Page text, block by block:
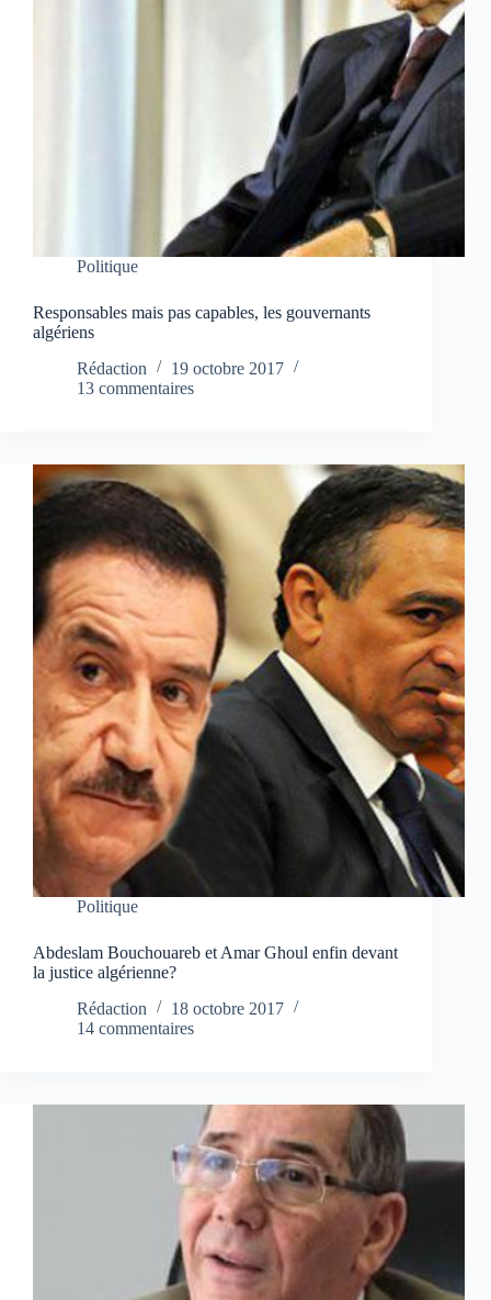
Politique
Responsables mais pas capables, les gouvernants
algériens
Rédaction
19 octobre 2017
13 commentaires
Politique
Abdeslam Bouchouareb et Amar Ghoul enfin devant
la justice algérienne?
Rédaction
18 octobre 2017
14 commentaires